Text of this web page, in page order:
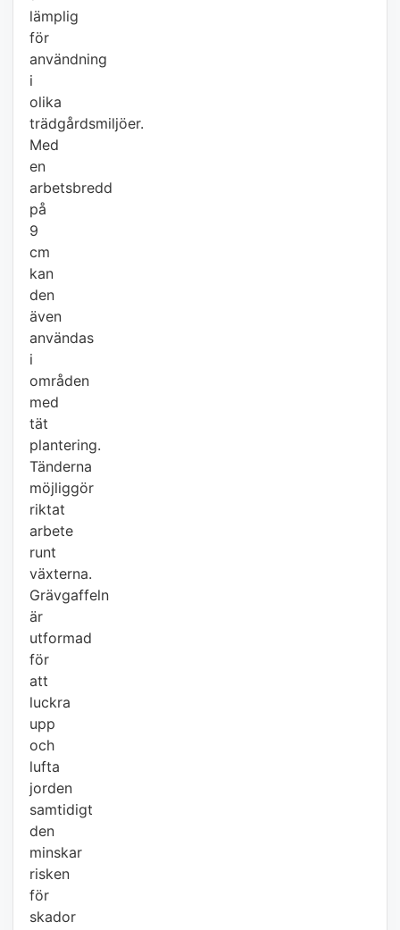
lämplig
för
användning
i
olika
trädgårdsmiljöer.
Med
en
arbetsbredd
på
9
cm
kan
den
även
användas
i
områden
med
tät
plantering.
Tänderna
möjliggör
riktat
arbete
runt
växterna.
Grävgaffeln
är
utformad
för
att
luckra
upp
och
lufta
jorden
samtidigt
den
minskar
risken
för
skador